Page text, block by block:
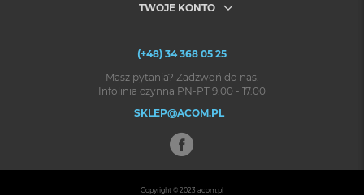
TWOJE KONTO
(+48) 34 368 05 25
Masz pytania? Zadzwoń do nas.
Infolinia czynna PN-PT 9.00 - 17.00
SKLEP@ACOM.PL
Copyright © 2023 acom.pl